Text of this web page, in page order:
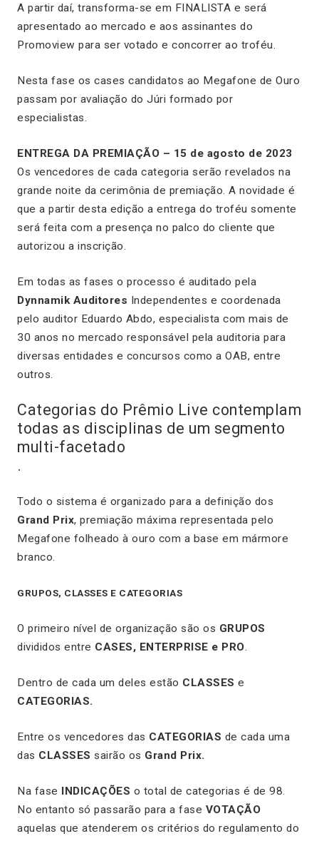
A partir daí, transforma-se em FINALISTA e será
apresentado ao mercado e aos assinantes do
Promoview para ser votado e concorrer ao troféu.
Nesta fase os cases candidatos ao Megafone de Ouro
passam por avaliação do Júri formado por
especialistas.
ENTREGA DA PREMIAÇÃO – 15 de agosto de 2023
Os vencedores de cada categoria serão revelados na
grande noite da cerimônia de premiação. A novidade é
que a partir desta edição a entrega do troféu somente
será feita com a presença no palco do cliente que
autorizou a inscrição.
Em todas as fases o processo é auditado pela
Dynnamik Auditores Independentes e coordenada
pelo auditor Eduardo Abdo, especialista com mais de
30 anos no mercado responsável pela auditoria para
diversas entidades e concursos como a OAB, entre
outros.
Categorias do Prêmio Live contemplam
todas as disciplinas de um segmento
multi-facetado
.
Todo o sistema é organizado para a definição dos
Grand Prix, premiação máxima representada pelo
Megafone folheado à ouro com a base em mármore
branco.
GRUPOS, CLASSES E CATEGORIAS
O primeiro nível de organização são os GRUPOS
divididos entre CASES, ENTERPRISE e PRO.
Dentro de cada um deles estão CLASSES e
CATEGORIAS.
Entre os vencedores das CATEGORIAS de cada uma
das CLASSES sairão os Grand Prix.
Na fase INDICAÇÕES o total de categorias é de 98.
No entanto só passarão para a fase VOTAÇÃO
aquelas que atenderem os critérios do regulamento do